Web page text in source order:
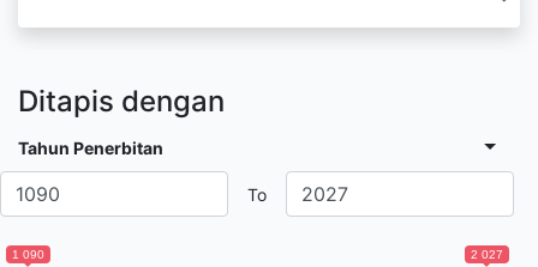
Ditapis dengan
Tahun Penerbitan
To
1 090 2 027